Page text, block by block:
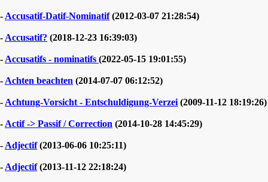
- Accusatif-Datif-Nominatif(2012-03-07 21:28:54)
- Accusatif? (2018-12-23 16:39:03)
- Accusatifs - nominatifs (2022-05-15 19:01:55)
- Achten beachten (2014-07-07 06:12:52)
- Achtung-Vorsicht - Entschuldigung-Verzei (2009-11-12 18:19:26)
- Actif -> Passif / Correction (2014-10-28 14:45:29)
- Adjectif(2013-06-06 10:25:11)
- Adjectif(2013-11-12 22:18:24)